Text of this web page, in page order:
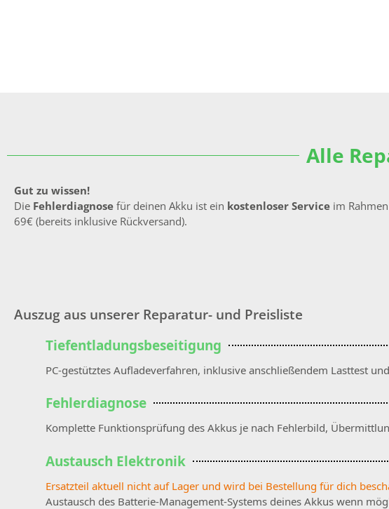
Alle
Gut zu wissen!
Die Fehlerdiagnose für deinen Akku ist ein kostenloser Service im
69€ (bereits inklusive Rückversand).
Auszug aus unserer Reparatur- und Preisliste
Tiefentladungsbeseitigung
PC-gestütztes Aufladeverfahren, inklusive anschließendem Lasttest
Fehlerdiagnose
Komplette Funktionsprüfung des Akkus je nach Fehlerbild,
Austausch Elektronik
Ersatzteil aktuell nicht auf Lager und wird bei Bestellung für dich
Austausch des Batterie-Management-Systems deines Akkus wenn